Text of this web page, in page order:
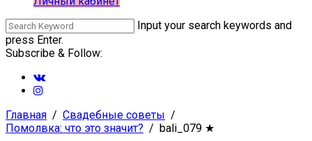
Input your search keywords and
press Enter.
Subscribe & Follow:
Главная
Свадебные советы
Помолвка: что это значит?
bali_079 ★